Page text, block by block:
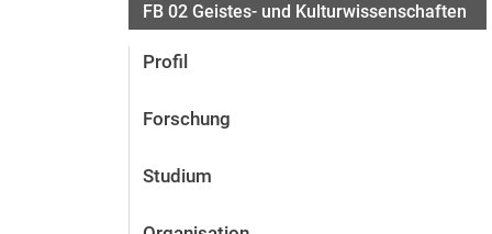
FB 02 Geistes- und Kulturwissenschaften
Profil
Forschung
Studium